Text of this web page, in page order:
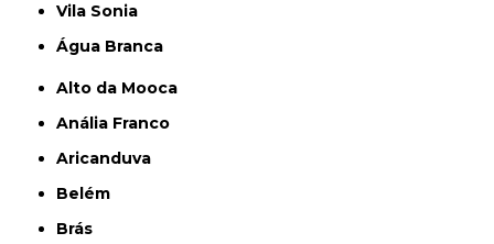
Vila Sonia
Água Branca
Alto da Mooca
Anália Franco
Aricanduva
Belém
Brás